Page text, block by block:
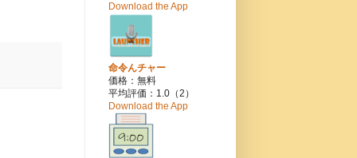
Download the App
命令んチャー
価格：無料
平均評価：1.0（2）
Download the App